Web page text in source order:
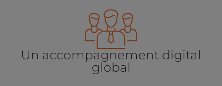
Un accompagnement digital
global